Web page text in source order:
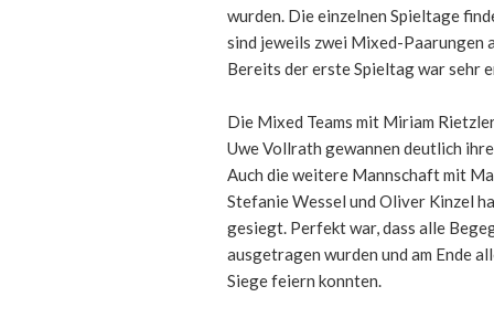
wurden. Die einzelnen Spieltage
sind jeweils zwei Mixed-Paarungen
Bereits der erste Spieltag war sehr
Die Mixed Teams mit Miriam
Uwe Vollrath gewannen deutlich
Auch die weitere Mannschaft mit
Stefanie Wessel und Oliver Kinzel
gesiegt. Perfekt war, dass alle
ausgetragen wurden und am Ende
Siege feiern konnten.